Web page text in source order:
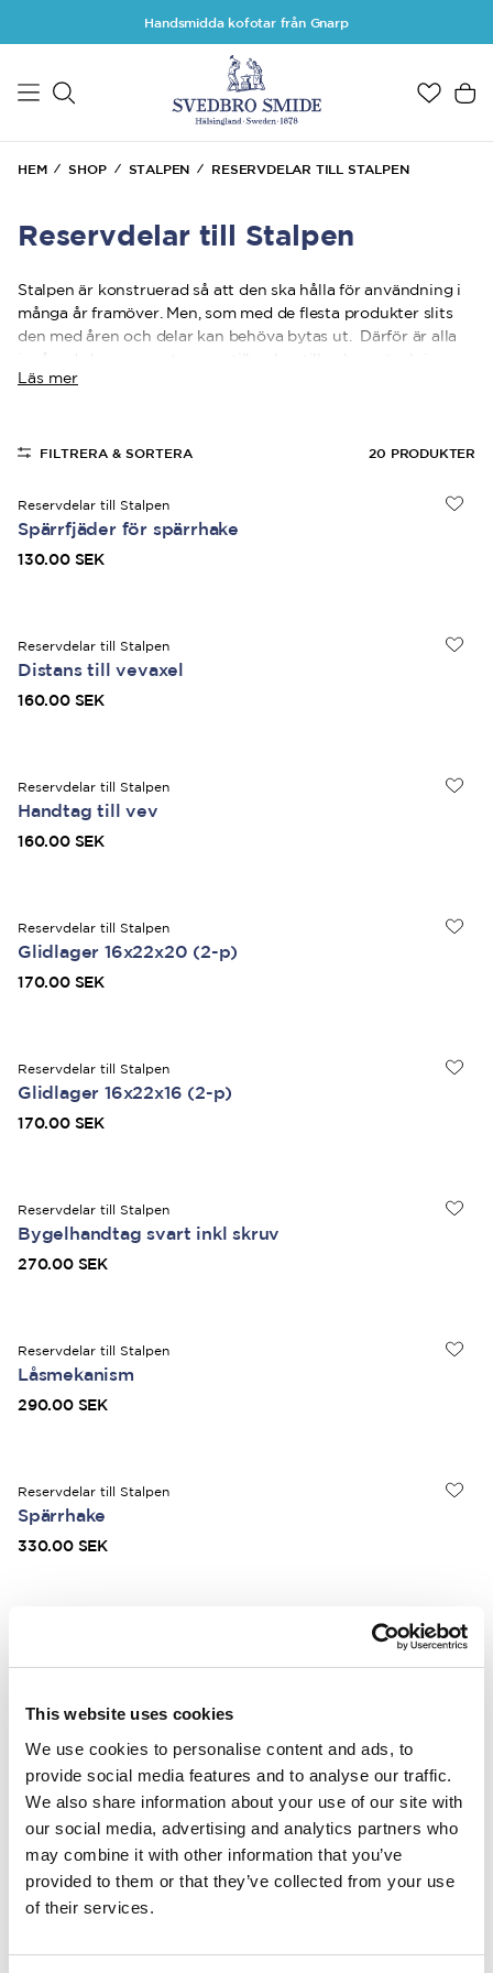
This website uses cookies
We use cookies to personalise content and ads, to
provide social media features and to analyse our traffic.
We also share information about your use of our site with
our social media, advertising and analytics partners who
may combine it with other information that you’ve
provided to them or that they’ve collected from your use
of their services.
Hoppa till huvudinnehållHandsmidda kofotar från Gnarp
HEM SHOP STALPEN RESERVDELAR TILL STALPEN
Reservdelar till Stalpen
Stalpen är konstruerad så att den ska hålla för användning i
många år framöver. Men, som med de flesta produkter slits
den med åren och delar kan behöva bytas ut. Därför är alla
ingående komponenter som tillverkas till och används i
Stalpen är bakåtkompatibla, så de går att byta ut om olyckan
Läs mer
FILTRERA & SORTERA 20 PRODUKTER
Reservdelar till Stalpen
Spärrfjäder för spärrhake
130.00 SEK
Reservdelar till Stalpen
Distans till vevaxel
160.00 SEK
Reservdelar till Stalpen
Handtag till vev
160.00 SEK
Reservdelar till Stalpen
Glidlager 16x22x20 (2-p)
170.00 SEK
Reservdelar till Stalpen
Glidlager 16x22x16 (2-p)
170.00 SEK
Reservdelar till Stalpen
Bygelhandtag svart inkl skruv
270.00 SEK
Reservdelar till Stalpen
Låsmekanism
290.00 SEK
Reservdelar till Stalpen
Spärrhake
330.00 SEK
Stalpen - Medbringare inkl bult M8x12, bricka
Reservdelar till Stalpen
Axel till stort kugghjul
380.00 SEK
Reservdelar till Stalpen